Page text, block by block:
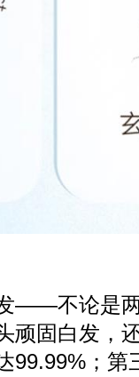
——不论是
顽固白发，
；第